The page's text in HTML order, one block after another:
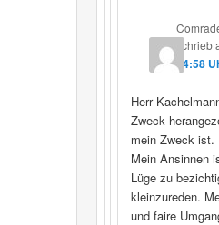
schrieb
14:58
Herr
Zweck
mein Zweck ist.
Mein Ansinnen
Lüge zu
kleinzureden.
und faire